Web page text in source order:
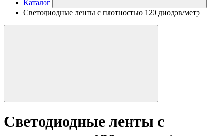
Каталог
Светодиодные ленты с плотностью 120 диодов/метр
Светодиодные ленты с